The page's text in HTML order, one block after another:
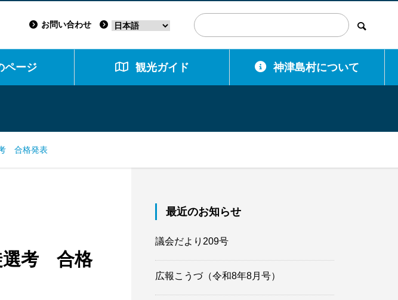
お問い合わせ
ページ 観光ガイド 神津島村について
合格発表
選考 合格
最近のお知らせ
議会だより209号
広報こうづ（令和8年8月号）